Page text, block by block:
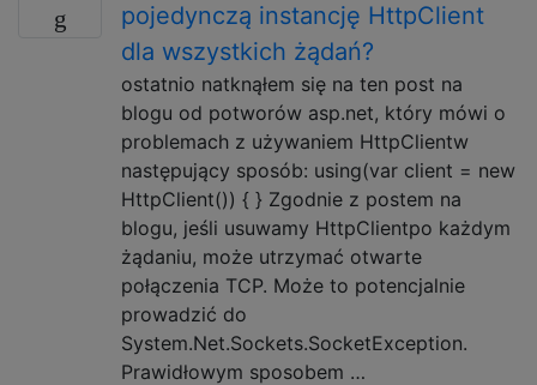
pojedynczą instancję HttpClient
dla wszystkich żądań?
ostatnio natknąłem się na ten post na
blogu od potworów asp.net, który mówi o
problemach z używaniem HttpClientw
następujący sposób: using(var client = new
HttpClient()) { } Zgodnie z postem na
blogu, jeśli usuwamy HttpClientpo każdym
żądaniu, może utrzymać otwarte
połączenia TCP. Może to potencjalnie
prowadzić do
System.Net.Sockets.SocketException.
Prawidłowym sposobem …